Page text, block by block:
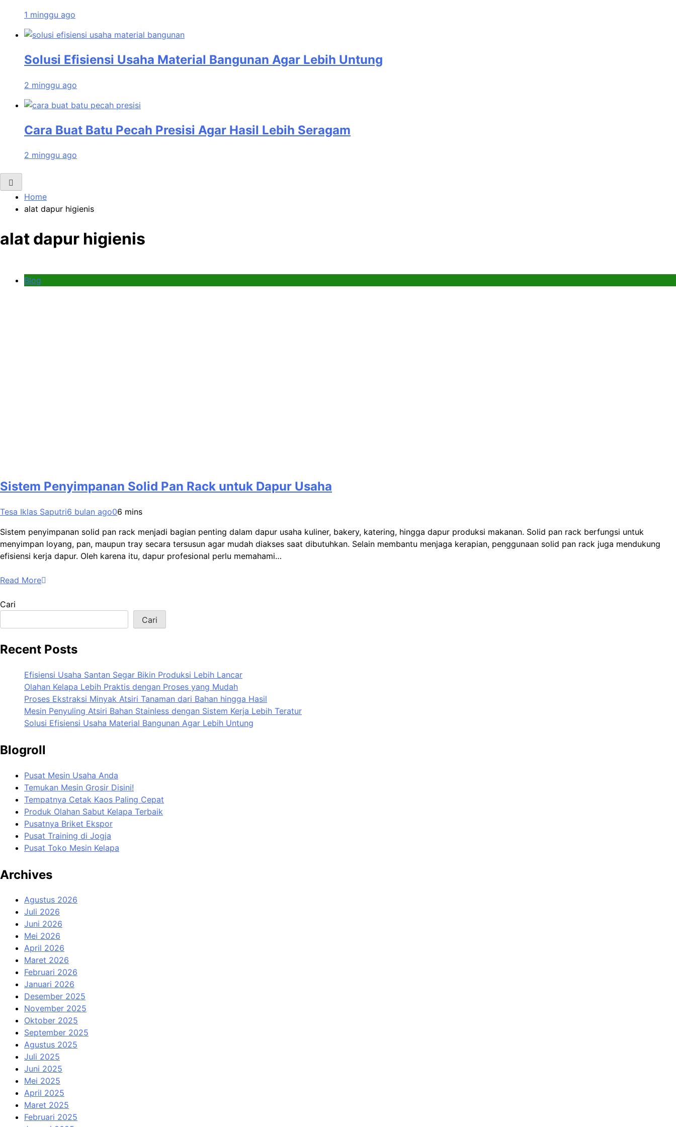
1 minggu ago
Solusi Efisiensi Usaha Material Bangunan Agar Lebih Untung
2 minggu ago
Cara Buat Batu Pecah Presisi Agar Hasil Lebih Seragam
2 minggu ago
Home
alat dapur higienis
alat dapur higienis
Blog
Sistem Penyimpanan Solid Pan Rack untuk Dapur Usaha
Tesa Iklas Saputri6 bulan ago06 mins
Sistem penyimpanan solid pan rack menjadi bagian penting dalam dapur usaha kuliner, bakery, katering, hingga dapur produksi makanan. Solid pan rack berfungsi untuk
menyimpan loyang, pan, maupun tray secara tersusun agar mudah diakses saat dibutuhkan. Selain membantu menjaga kerapian, penggunaan solid pan rack juga mendukung
efisiensi kerja dapur. Oleh karena itu, dapur profesional perlu memahami…
Read More
Cari
Cari
Recent Posts
Efisiensi Usaha Santan Segar Bikin Produksi Lebih Lancar
Olahan Kelapa Lebih Praktis dengan Proses yang Mudah
Proses Ekstraksi Minyak Atsiri Tanaman dari Bahan hingga Hasil
Mesin Penyuling Atsiri Bahan Stainless dengan Sistem Kerja Lebih Teratur
Solusi Efisiensi Usaha Material Bangunan Agar Lebih Untung
Blogroll
Pusat Mesin Usaha Anda
Temukan Mesin Grosir Disini!
Tempatnya Cetak Kaos Paling Cepat
Produk Olahan Sabut Kelapa Terbaik
Pusatnya Briket Ekspor
Pusat Training di Jogja
Pusat Toko Mesin Kelapa
Archives
Agustus 2026
Juli 2026
Juni 2026
Mei 2026
April 2026
Maret 2026
Februari 2026
Januari 2026
Desember 2025
November 2025
Oktober 2025
September 2025
Agustus 2025
Juli 2025
Juni 2025
Mei 2025
April 2025
Maret 2025
Februari 2025